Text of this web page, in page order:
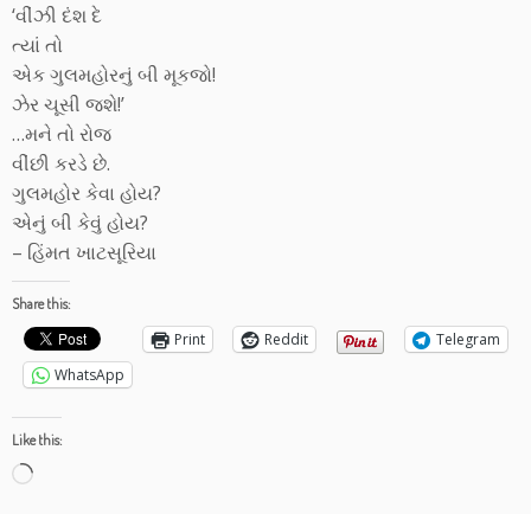
‘વીંઝી દંશ દે
ત્યાં તો
એક ગુલમહોરનું બી મૂકજો!
ઝેર ચૂસી જશે!’
…મને તો રોજ
વીંછી કરડે છે.
ગુલમહોર કેવા હોય?
એનું બી કેવું હોય?
– હિંમત ખાટસૂરિયા
Share this:
Print Reddit
Telegram
WhatsApp
Like this:
Loading…